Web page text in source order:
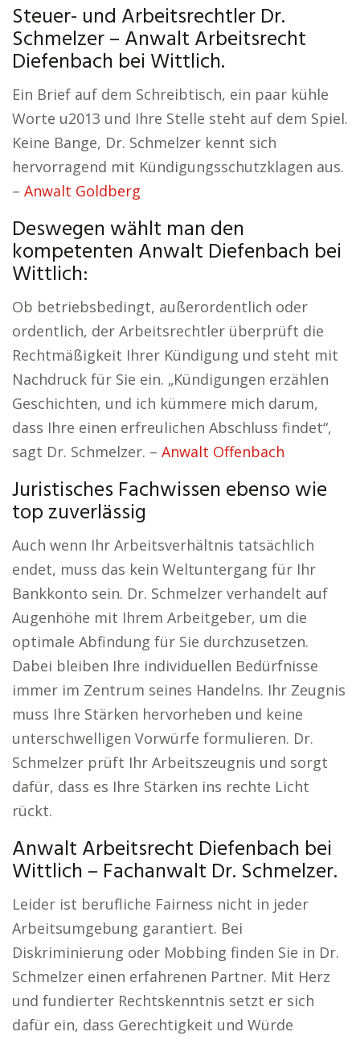
Steuer- und Arbeitsrechtler Dr.
Schmelzer – Anwalt Arbeitsrecht
Diefenbach bei Wittlich.
Ein Brief auf dem Schreibtisch, ein paar kühle
Worte u2013 und Ihre Stelle steht auf dem Spiel.
Keine Bange, Dr. Schmelzer kennt sich
hervorragend mit Kündigungsschutzklagen aus.
– Anwalt Goldberg
Deswegen wählt man den
kompetenten Anwalt Diefenbach bei
Wittlich:
Ob betriebsbedingt, außerordentlich oder
ordentlich, der Arbeitsrechtler überprüft die
Rechtmäßigkeit Ihrer Kündigung und steht mit
Nachdruck für Sie ein. „Kündigungen erzählen
Geschichten, und ich kümmere mich darum,
dass Ihre einen erfreulichen Abschluss findet“,
sagt Dr. Schmelzer. – Anwalt Offenbach
Juristisches Fachwissen ebenso wie
top zuverlässig
Auch wenn Ihr Arbeitsverhältnis tatsächlich
endet, muss das kein Weltuntergang für Ihr
Bankkonto sein. Dr. Schmelzer verhandelt auf
Augenhöhe mit Ihrem Arbeitgeber, um die
optimale Abfindung für Sie durchzusetzen.
Dabei bleiben Ihre individuellen Bedürfnisse
immer im Zentrum seines Handelns. Ihr Zeugnis
muss Ihre Stärken hervorheben und keine
unterschwelligen Vorwürfe formulieren. Dr.
Schmelzer prüft Ihr Arbeitszeugnis und sorgt
dafür, dass es Ihre Stärken ins rechte Licht
rückt.
Anwalt Arbeitsrecht Diefenbach bei
Wittlich – Fachanwalt Dr. Schmelzer.
Leider ist berufliche Fairness nicht in jeder
Arbeitsumgebung garantiert. Bei
Diskriminierung oder Mobbing finden Sie in Dr.
Schmelzer einen erfahrenen Partner. Mit Herz
und fundierter Rechtskenntnis setzt er sich
dafür ein, dass Gerechtigkeit und Würde